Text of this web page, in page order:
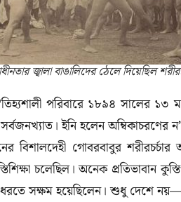
জ্বালা বাঙালিদের ঠেলে দিয়েছিল
পরিবারে ১৮৯৪ সালের ১৩
সর্বজনখ্যাত। ইনি হলেন
বিশালদেহী গোবরবাবুর
চলেছিল। অনেক প্রতিভাবান
সক্ষম হয়েছিলেন। শুধু দেশে নয়—